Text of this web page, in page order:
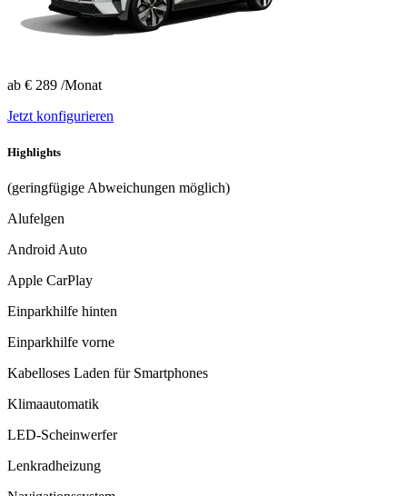
ab € 289 /Monat
Jetzt konfigurieren
Highlights
(geringfügige Abweichungen möglich)
Alufelgen
Android Auto
Apple CarPlay
Einparkhilfe hinten
Einparkhilfe vorne
Kabelloses Laden für Smartphones
Klimaautomatik
LED-Scheinwerfer
Lenkradheizung